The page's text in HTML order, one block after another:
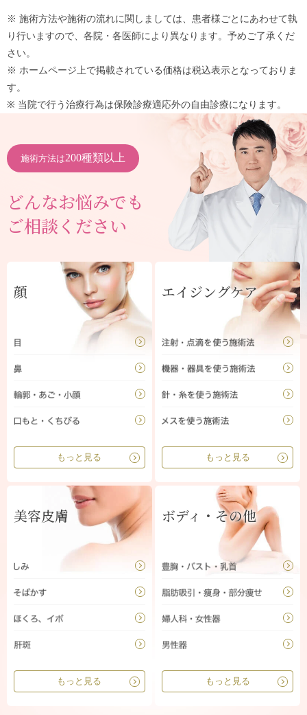
※ 施術方法や施術の流れに関しましては、患者様ごとにあわせて執
り行いますので、各院・各医師により異なります。予めご了承くだ
さい。
※ ホームページ上で掲載されている価格は税込表示となっておりま
す。
※ 当院で行う治療行為は保険診療適応外の自由診療になります。
施術方法は200種類以上
どんなお悩みでも
ご相談ください
顔
もっと見る
エイジングケア
もっと見る
美容皮膚
もっと見る
ボディ・その他
もっと見る